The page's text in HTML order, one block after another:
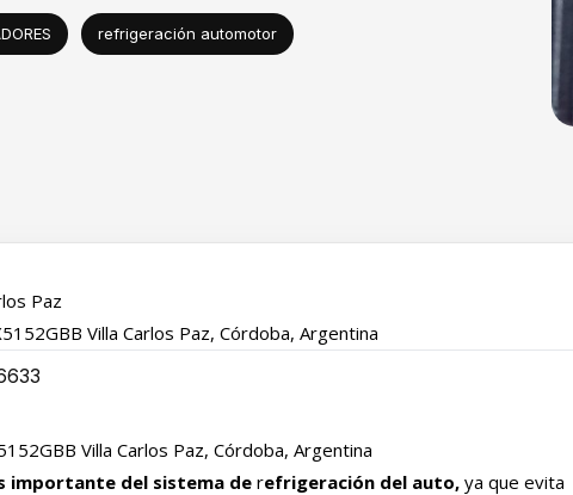
refrigeración automotor
Paz
Villa Carlos Paz, Córdoba, Argentina
Villa Carlos Paz, Córdoba, Argentina
importante del sistema de refrigeración del auto, ya que evita